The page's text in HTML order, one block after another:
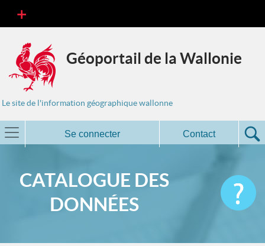
Géoportail de la Wallonie
Le site de l'information géographique wallonne
Se connecter Contact
CATALOGUE DES
DONNÉES